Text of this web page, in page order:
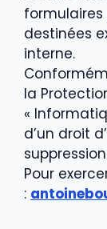
formulaires
destinées
interne.
la
«
d’un droit
Pour
: